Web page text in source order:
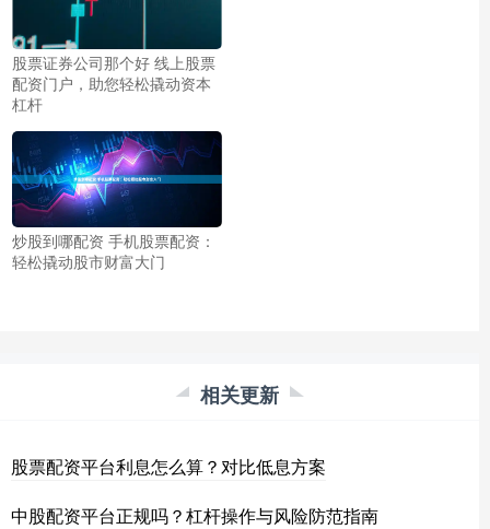
股票证券公司那个好 线上股票
配资门户，助您轻松撬动资本
杠杆
炒股到哪配资 手机股票配资：
轻松撬动股市财富大门
相关更新
股票配资平台利息怎么算？对比低息方案
中股配资平台正规吗？杠杆操作与风险防范指南